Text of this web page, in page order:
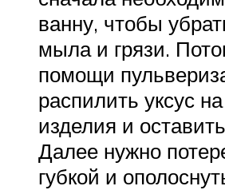
ванну, чтобы
мыла и грязи.
помощи
распилить уксус
изделия и
Далее нужно
губкой и